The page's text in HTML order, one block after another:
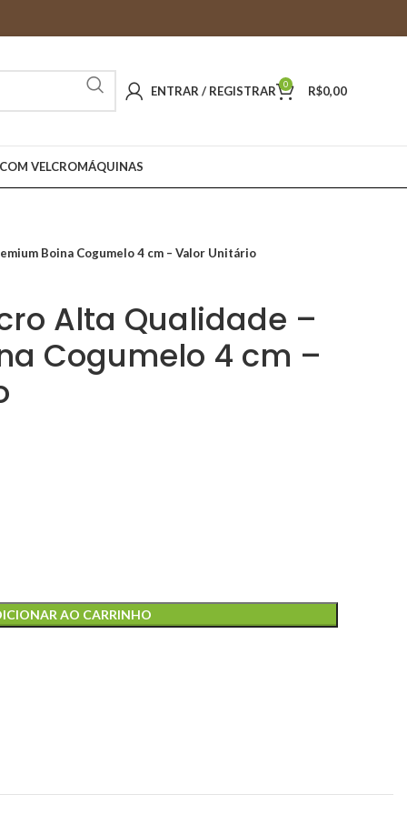
ENTRAR / REGISTRAR 0 R$0,00
VELCROMÁQUINAS
Boina Cogumelo 4 cm – Valor Unitário
Alta Qualidade –
Cogumelo 4 cm –
AO CARRINHO